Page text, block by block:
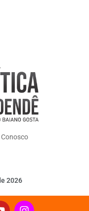
Conosco
2026